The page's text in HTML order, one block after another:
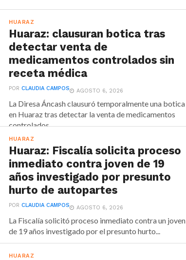
HUARAZ
Huaraz: clausuran botica tras
detectar venta de
medicamentos controlados sin
receta médica
PORCLAUDIA CAMPOS AGOSTO 6, 2026
La Diresa Áncash clausuró temporalmente una botica
en Huaraz tras detectar la venta de medicamentos
controlados...
HUARAZ
Huaraz: Fiscalía solicita proceso
inmediato contra joven de 19
años investigado por presunto
hurto de autopartes
PORCLAUDIA CAMPOS AGOSTO 6, 2026
La Fiscalía solicitó proceso inmediato contra un joven
de 19 años investigado por el presunto hurto...
HUARAZ